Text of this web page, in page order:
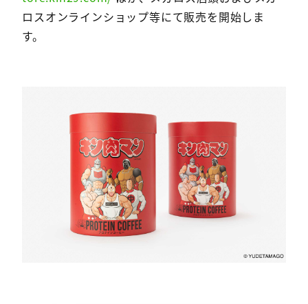
ロスオンラインショップ等にて販売を開始しま
す。